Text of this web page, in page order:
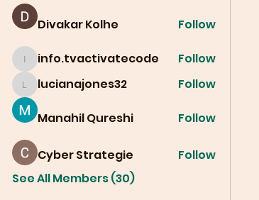
Divakar Kolhe
Follow
info.tvactivatecode
info.tvactivatecode Follow
lucianajones32
lucianajones32 Follow
Manahil Qureshi Follow
Cyber Strategie
Follow
See All Members (30)